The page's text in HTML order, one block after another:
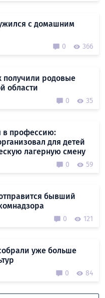
с домашним
0 366
получили родовые
области
0 35
в профессию:
для детей
лагерную смену
0 59
бывший
0 121
уже больше
0 84